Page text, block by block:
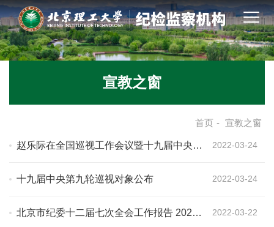
宣教之窗
首页 - 宣教之窗
赵乐际在全国巡视工作会议暨十九届中央第
工作规律性认识 高质量完成巡视全覆盖任
2022-03-24
十九届中央第九轮巡视对象公布 2022-03-24
北京市纪委十二届七次全会工作报告 2022
2022-03-22